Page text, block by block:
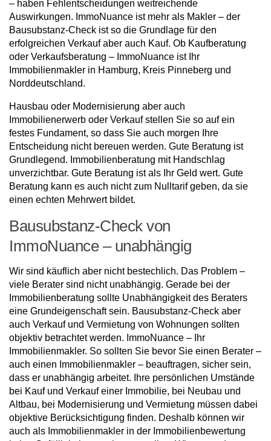
– haben Fehlentscheidungen weitreichende
Auswirkungen. ImmoNuance ist mehr als Makler – der
Bausubstanz-Check ist so die Grundlage für den
erfolgreichen Verkauf aber auch Kauf. Ob Kaufberatung
oder Verkaufsberatung – ImmoNuance ist Ihr
Immobilienmakler in Hamburg, Kreis Pinneberg und
Norddeutschland.
Hausbau oder Modernisierung aber auch
Immobilienerwerb oder Verkauf stellen Sie so auf ein
festes Fundament, so dass Sie auch morgen Ihre
Entscheidung nicht bereuen werden. Gute Beratung ist
Grundlegend. Immobilienberatung mit Handschlag
unverzichtbar. Gute Beratung ist als Ihr Geld wert. Gute
Beratung kann es auch nicht zum Nulltarif geben, da sie
einen echten Mehrwert bildet.
Bausubstanz-Check von
ImmoNuance – unabhängig
Wir sind käuflich aber nicht bestechlich. Das Problem –
viele Berater sind nicht unabhängig. Gerade bei der
Immobilienberatung sollte Unabhängigkeit des Beraters
eine Grundeigenschaft sein. Bausubstanz-Check aber
auch Verkauf und Vermietung von Wohnungen sollten
objektiv betrachtet werden. ImmoNuance – Ihr
Immobilienmakler. So sollten Sie bevor Sie einen Berater –
auch einen Immobilienmakler – beauftragen, sicher sein,
dass er unabhängig arbeitet. Ihre persönlichen Umstände
bei Kauf und Verkauf einer Immobilie, bei Neubau und
Altbau, bei Modernisierung und Vermietung müssen dabei
objektive Berücksichtigung finden. Deshalb können wir
auch als Immobilienmakler in der Immobilienbewertung